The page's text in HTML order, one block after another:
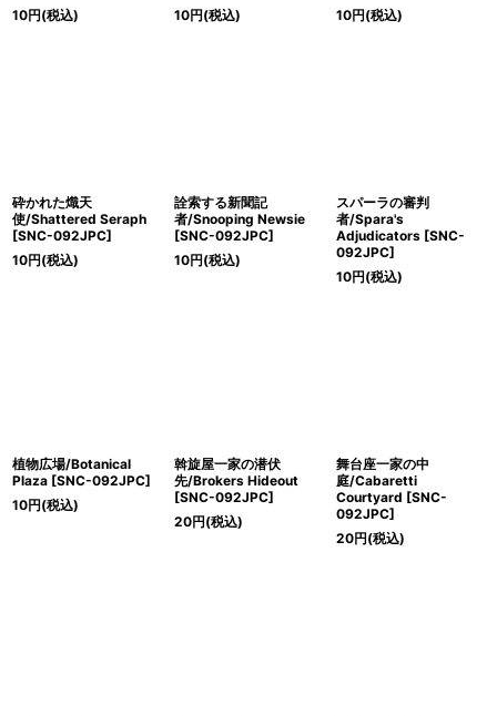
10円(税込)
10円(税込)
10円(税込)
砕かれた熾天
使/Shattered Seraph
[SNC-092JPC]
10円(税込)
詮索する新聞記
者/Snooping Newsie
[SNC-092JPC]
10円(税込)
スパーラの審判
者/Spara's
Adjudicators [SNC-
092JPC]
10円(税込)
植物広場/Botanical
Plaza [SNC-092JPC]
10円(税込)
斡旋屋一家の潜伏
先/Brokers Hideout
[SNC-092JPC]
20円(税込)
舞台座一家の中
庭/Cabaretti
Courtyard [SNC-
092JPC]
20円(税込)